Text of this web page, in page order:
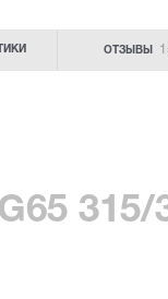
ОТЗЫВЫ
315/